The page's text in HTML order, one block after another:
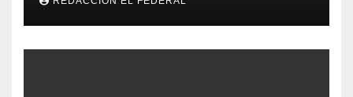
denuncian excesos, mientras
proteccionistas reclaman
controles más duros